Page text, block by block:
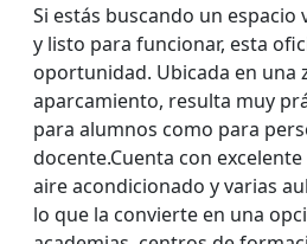
Si estás buscando un espacio
y listo para funcionar, esta
oportunidad. Ubicada en una
aparcamiento, resulta muy
para alumnos como para
docente.Cuenta con
aire acondicionado y varias
lo que la convierte en una